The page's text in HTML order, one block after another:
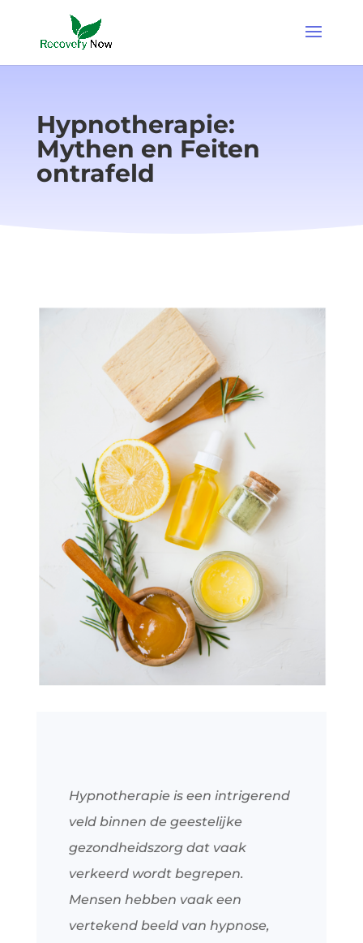
Hypnotherapie:
Mythen en Feiten
ontrafeld
Hypnotherapie is een intrigerend
veld binnen de geestelijke
gezondheidszorg dat vaak
verkeerd wordt begrepen.
Mensen hebben vaak een
vertekend beeld van hypnose,